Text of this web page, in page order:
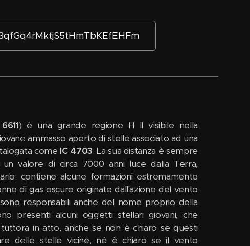
) è una grande regione H II visibile nella
ammasso aperto di stelle associato ad una
come IC 4703. La sua distanza è sempre
valore di circa 7000 anni luce dalla Terra,
contiene alcune formazioni estremamente
di gas oscuro originate dall'azione del vento
responsabili anche del nome proprio della
presenti alcuni oggetti stellari giovani, che
in atto, anche se non è chiaro se questi
delle stelle vicine, né è chiaro se il vento